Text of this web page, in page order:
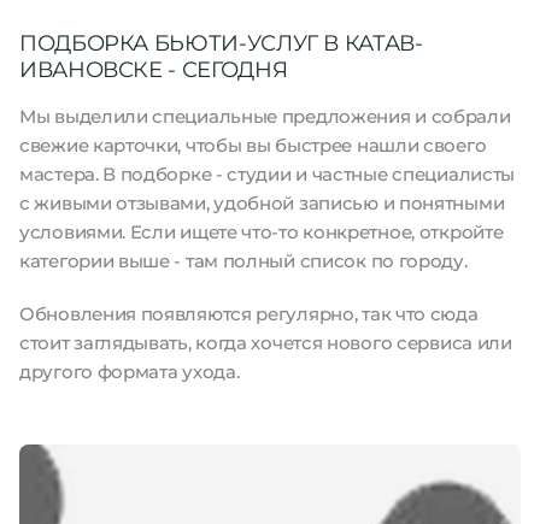
ПОДБОРКА БЬЮТИ-УСЛУГ В КАТАВ-
ИВАНОВСКЕ - СЕГОДНЯ
Мы выделили специальные предложения и собрали
свежие карточки, чтобы вы быстрее нашли своего
мастера. В подборке - студии и частные специалисты
с живыми отзывами, удобной записью и понятными
условиями. Если ищете что-то конкретное, откройте
категории выше - там полный список по городу.
Обновления появляются регулярно, так что сюда
стоит заглядывать, когда хочется нового сервиса или
другого формата ухода.